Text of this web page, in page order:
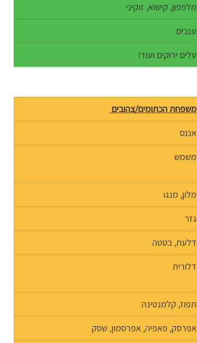
מלפפון, קישוא, זוקיני
ענבים
עלים ירוקים ועוד!
משפחת הכתומים/צהובים
אננס
משמש
מלון, מנגו
גזר
דלעת, בטטה
דלורית
תפוז, קלמנטינה
אפרסק, פאפיה, אפרסמון, שסק